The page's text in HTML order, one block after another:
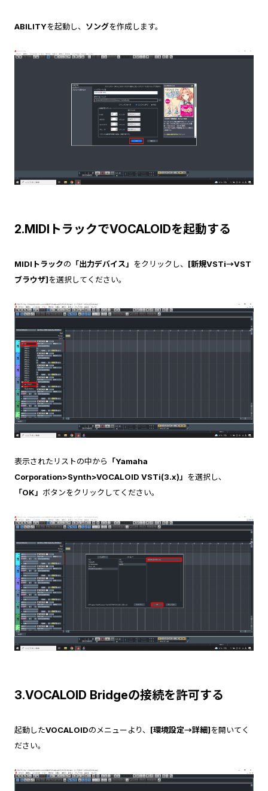
ABILITYを起動し、 ソングを作成します。
2.MIDIトラックでVOCALOIDを起動する
MIDIトラックの 「出力デバイス」 をクリックし、 [新規VSTi→VST
ブラウザ]を選択してください。
表示されたリストの中から
「Yamaha
Corporation>Synth>VOCALOID VSTi(3.x)」 を選択し、
「OK」 ボタンをクリックしてください。
3.VOCALOID Bridgeの接続を許可する
起動したVOCALOIDのメニューより、 [環境設定→詳細]を開いてく
ださい。